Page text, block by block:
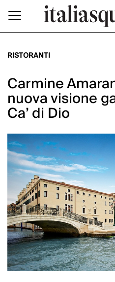
RISTORANTI
Carmine
nuova visione
Ca’ di Dio